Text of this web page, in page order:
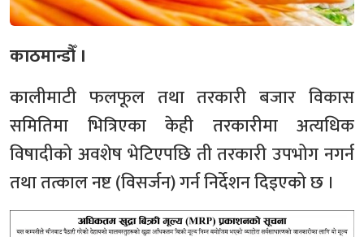
काठमान्डौँ ।
कालीमाटी फलफूल तथा तरकारी बजार विकास
समितिमा भित्रिएका केही तरकारीमा अत्यधिक
विषादीको अवशेष भेटिएपछि ती तरकारी उपभोग नगर्न
तथा तत्काल नष्ट (विसर्जन) गर्न निर्देशन दिइएको छ ।